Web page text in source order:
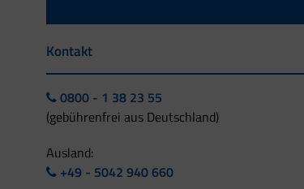
Kontakt
0800 - 1 38 23 55
(gebührenfrei aus Deutschland)
Ausland:
+49 - 5042 940 660